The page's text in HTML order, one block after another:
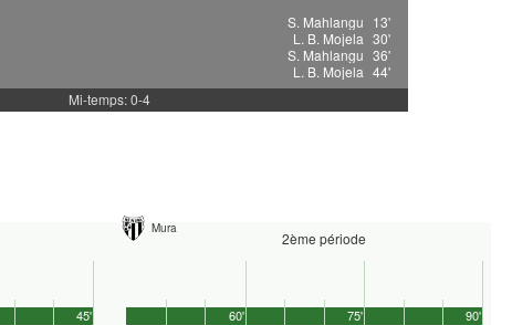
S. Mahlangu 13'
L. B. Mojela 30'
S. Mahlangu 36'
L. B. Mojela 44'
Mi-temps: 0-4
45'
Mura
2ème période
90'
60' 75'